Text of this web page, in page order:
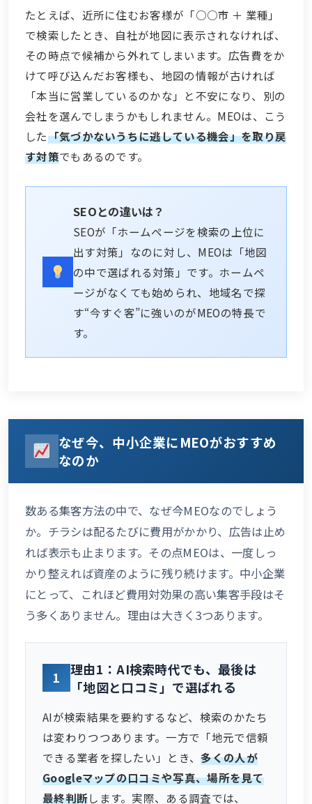
たとえば、近所に住むお客様が「○○市 ＋ 業種」
で検索したとき、自社が地図に表示されなければ、
その時点で候補から外れてしまいます。広告費をか
けて呼び込んだお客様も、地図の情報が古ければ
「本当に営業しているのかな」と不安になり、別の
会社を選んでしまうかもしれません。MEOは、こう
した「気づかないうちに逃している機会」を取り戻
す対策でもあるのです。
SEOとの違いは？
SEOが「ホームページを検索の上位に
出す対策」なのに対し、MEOは「地図
の中で選ばれる対策」です。ホームペ
ージがなくても始められ、地域名で探
す“今すぐ客”に強いのがMEOの特長で
す。
なぜ今、中小企業にMEOがおすすめ
なのか
数ある集客方法の中で、なぜ今MEOなのでしょう
か。チラシは配るたびに費用がかかり、広告は止め
れば表示も止まります。その点MEOは、一度しっ
かり整えれば資産のように残り続けます。中小企業
にとって、これほど費用対効果の高い集客手段はそ
う多くありません。理由は大きく3つあります。
1
理由1：AI検索時代でも、最後は
「地図と口コミ」で選ばれる
AIが検索結果を要約するなど、検索のかたち
は変わりつつあります。一方で「地元で信頼
できる業者を探したい」とき、多くの人が
Googleマップの口コミや写真、場所を見て
最終判断します。実際、ある調査では、